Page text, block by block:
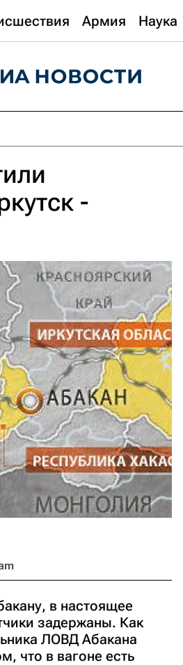
Армия Наука
-
в настоящее
задержаны. Как
ЛОВД Абакана
что в вагоне есть